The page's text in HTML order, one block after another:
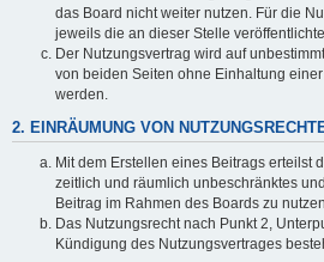
das Board nicht weiter nutzen. Für die
jeweils die an dieser Stelle
Der Nutzungsvertrag wird auf
von beiden Seiten ohne Einhaltung
werden.
2. EINRÄUMUNG VON
Mit dem Erstellen eines Beitrags erteilst
zeitlich und räumlich unbeschränktes
Beitrag im Rahmen des Boards zu
Das Nutzungsrecht nach Punkt 2,
Kündigung des Nutzungsvertrages